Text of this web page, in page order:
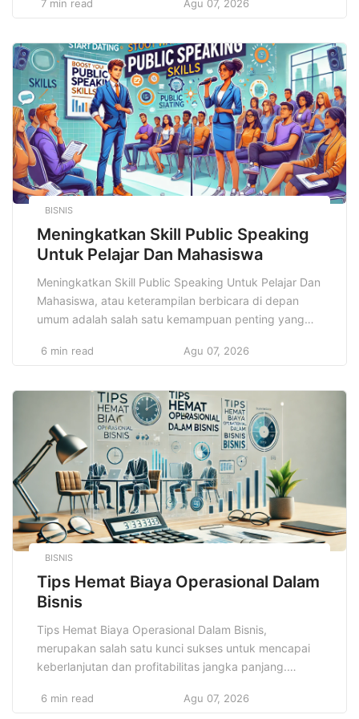
mengenai kesehatan tubuh dan mental, kita memiliki
kehidupan yang lebih sehat, lebih bugar, dan lebih
seimbang. Di era digital ini, informasi mengenai gaya
hidup […]
7 min read Agu 07, 2026
BISNIS
Meningkatkan Skill Public Speaking
Untuk Pelajar Dan Mahasiswa
Meningkatkan Skill Public Speaking Untuk Pelajar Dan
Mahasiswa, atau keterampilan berbicara di depan
umum adalah salah satu kemampuan penting yang
sangat relevan dalam dunia pendidikan, khususnya
persaingan yang semakin ketat, keterampilan ini
menjadi nilai tambah yang tak bisa diabaikan. […]
6 min read Agu 07, 2026
BISNIS
Tips Hemat Biaya Operasional Dalam
Bisnis
Tips Hemat Biaya Operasional Dalam Bisnis,
merupakan salah satu kunci sukses untuk mencapai
keberlanjutan dan profitabilitas jangka panjang.
besar, pasti memiliki biaya operasional yang harus
6 min read Agu 07, 2026